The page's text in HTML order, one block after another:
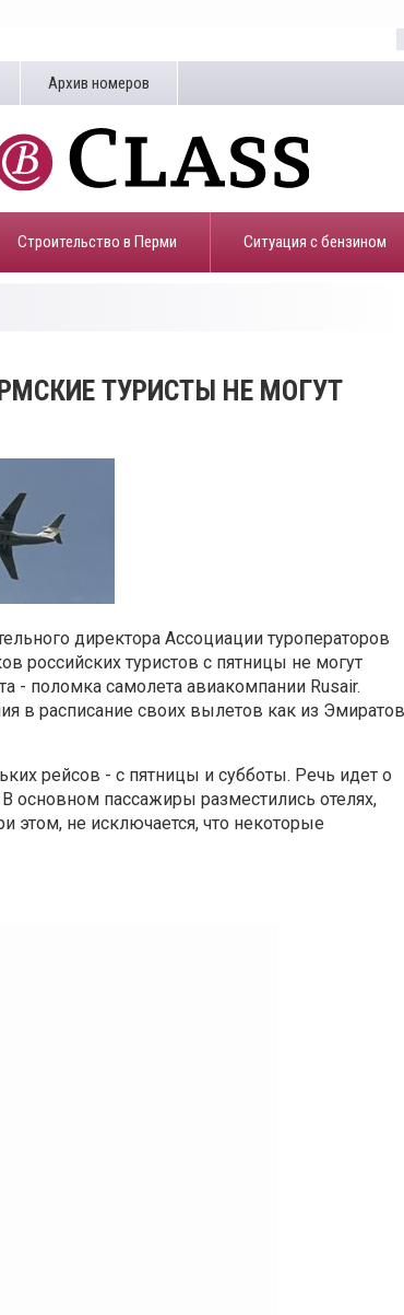
Архив номеров
Строительство в Перми ​Ситуация с бензином
ТУРИСТЫ НЕ МОГУТ
директора Ассоциации туроператоров
российских туристов с пятницы не могут
- поломка самолета авиакомпании Rusair.
в расписание своих вылетов как из Эмиратов
рейсов - с пятницы и субботы. Речь идет о
основном пассажиры разместились отелях,
этом, не исключается, что некоторые